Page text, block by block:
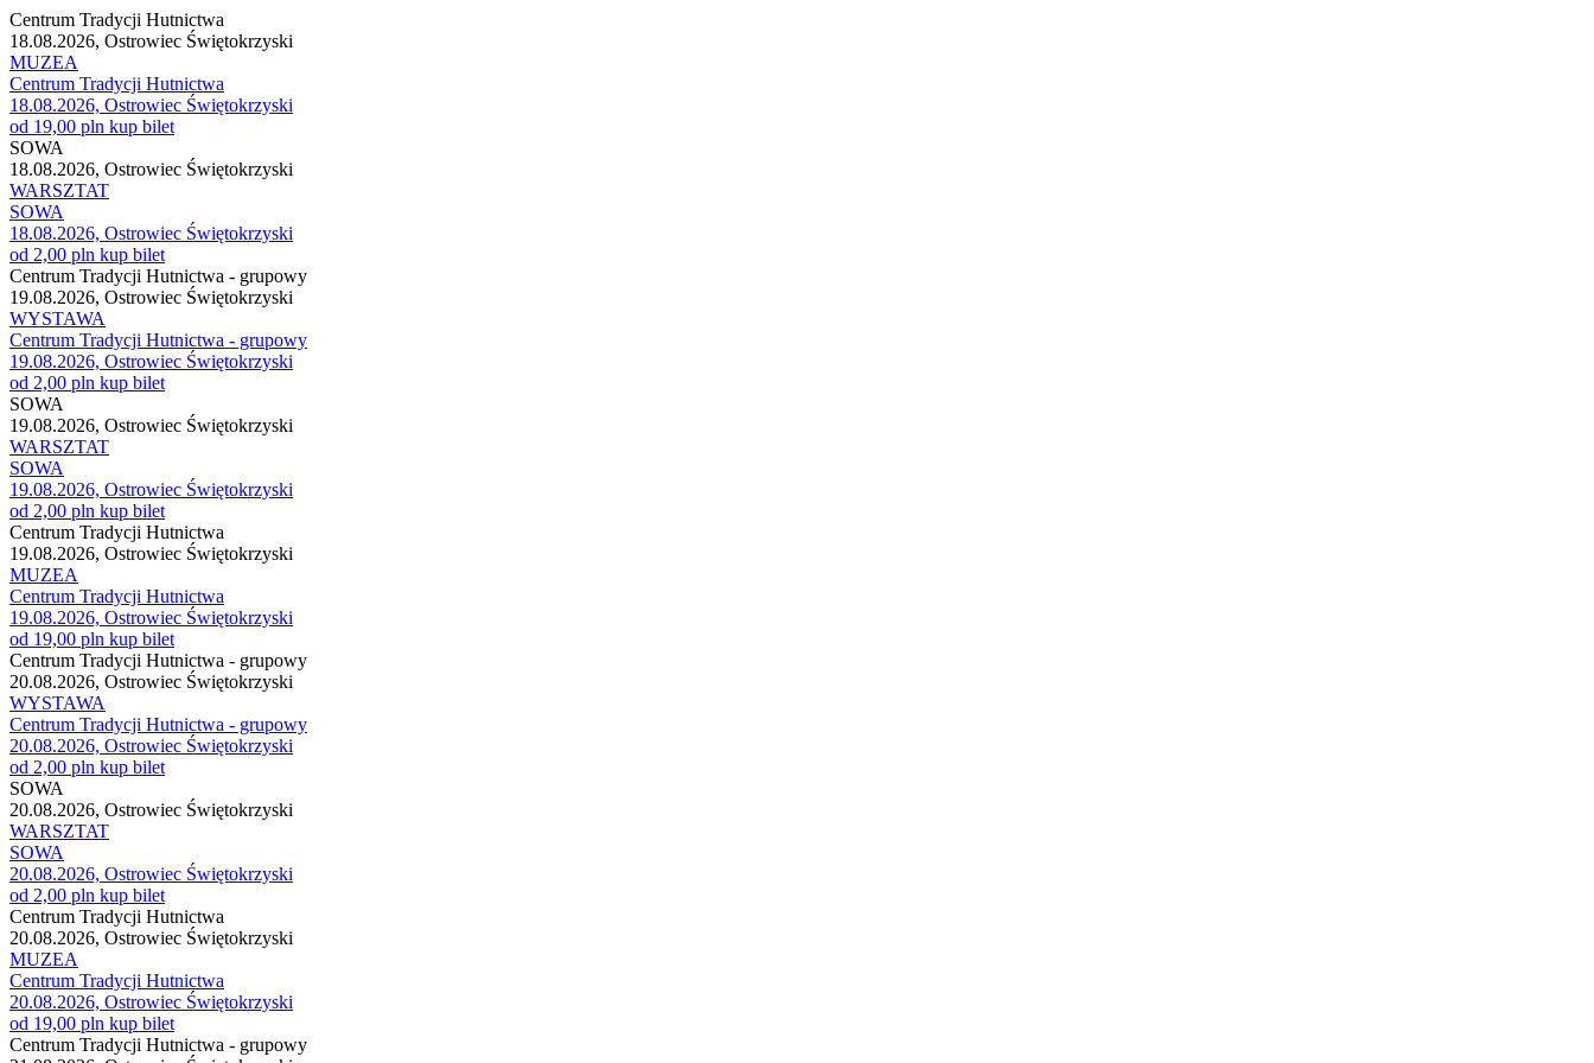
Centrum Tradycji Hutnictwa
18.08.2026, Ostrowiec Świętokrzyski
MUZEA
Centrum Tradycji Hutnictwa
18.08.2026, Ostrowiec Świętokrzyski
od 19,00 pln kup bilet
SOWA
18.08.2026, Ostrowiec Świętokrzyski
WARSZTAT
SOWA
18.08.2026, Ostrowiec Świętokrzyski
od 2,00 pln kup bilet
Centrum Tradycji Hutnictwa - grupowy
19.08.2026, Ostrowiec Świętokrzyski
WYSTAWA
Centrum Tradycji Hutnictwa - grupowy
19.08.2026, Ostrowiec Świętokrzyski
od 2,00 pln kup bilet
SOWA
19.08.2026, Ostrowiec Świętokrzyski
WARSZTAT
SOWA
19.08.2026, Ostrowiec Świętokrzyski
od 2,00 pln kup bilet
Centrum Tradycji Hutnictwa
19.08.2026, Ostrowiec Świętokrzyski
MUZEA
Centrum Tradycji Hutnictwa
19.08.2026, Ostrowiec Świętokrzyski
od 19,00 pln kup bilet
Centrum Tradycji Hutnictwa - grupowy
20.08.2026, Ostrowiec Świętokrzyski
WYSTAWA
Centrum Tradycji Hutnictwa - grupowy
20.08.2026, Ostrowiec Świętokrzyski
od 2,00 pln kup bilet
SOWA
20.08.2026, Ostrowiec Świętokrzyski
WARSZTAT
SOWA
20.08.2026, Ostrowiec Świętokrzyski
od 2,00 pln kup bilet
Centrum Tradycji Hutnictwa
20.08.2026, Ostrowiec Świętokrzyski
MUZEA
Centrum Tradycji Hutnictwa
20.08.2026, Ostrowiec Świętokrzyski
od 19,00 pln kup bilet
Centrum Tradycji Hutnictwa - grupowy